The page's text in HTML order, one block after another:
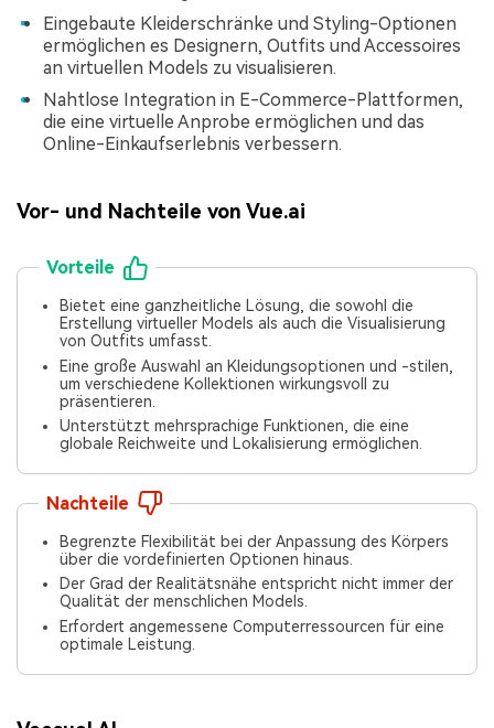
Eingebaute Kleiderschränke und Styling-Optionen
ermöglichen es Designern, Outfits und Accessoires
an virtuellen Models zu visualisieren.
Nahtlose Integration in E-Commerce-Plattformen,
die eine virtuelle Anprobe ermöglichen und das
Online-Einkaufserlebnis verbessern.
Vor- und Nachteile von Vue.ai
Vorteile
Bietet eine ganzheitliche Lösung, die sowohl die
Erstellung virtueller Models als auch die Visualisierung
von Outfits umfasst.
Eine große Auswahl an Kleidungsoptionen und -stilen,
um verschiedene Kollektionen wirkungsvoll zu
präsentieren.
Unterstützt mehrsprachige Funktionen, die eine
globale Reichweite und Lokalisierung ermöglichen.
Nachteile
Begrenzte Flexibilität bei der Anpassung des Körpers
über die vordefinierten Optionen hinaus.
Der Grad der Realitätsnähe entspricht nicht immer der
Qualität der menschlichen Models.
Erfordert angemessene Computerressourcen für eine
optimale Leistung.